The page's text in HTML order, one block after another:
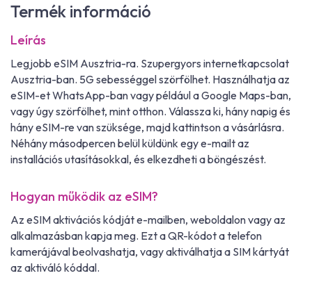
Termék információ
Leírás
Legjobb eSIM Ausztria-ra. Szupergyors internetkapcsolat
Ausztria-ban. 5G sebességgel szörfölhet. Használhatja az
eSIM-et WhatsApp-ban vagy például a Google Maps-ban,
vagy úgy szörfölhet, mint otthon. Válassza ki, hány napig és
hány eSIM-re van szüksége, majd kattintson a vásárlásra.
Néhány másodpercen belül küldünk egy e-mailt az
installációs utasításokkal, és elkezdheti a böngészést.
Hogyan működik az eSIM?
Az eSIM aktivációs kódját e-mailben, weboldalon vagy az
alkalmazásban kapja meg. Ezt a QR-kódot a telefon
kamerájával beolvashatja, vagy aktiválhatja a SIM kártyát
az aktiváló kóddal.